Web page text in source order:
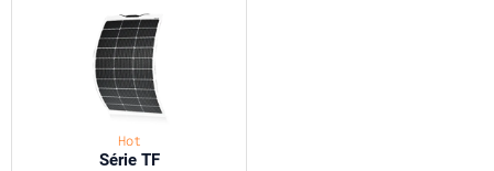
Hot
Série TF